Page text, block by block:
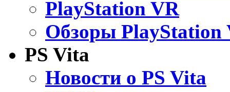
PlayStation VR
Обзоры PlayStation
PS Vita
Новости о PS Vita